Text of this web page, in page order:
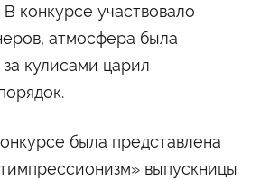
Очно-заочная форма обучения
мероприятия
В конкурсе участвовало
атмосфера была
кулисами царил
была представлена
выпускницы